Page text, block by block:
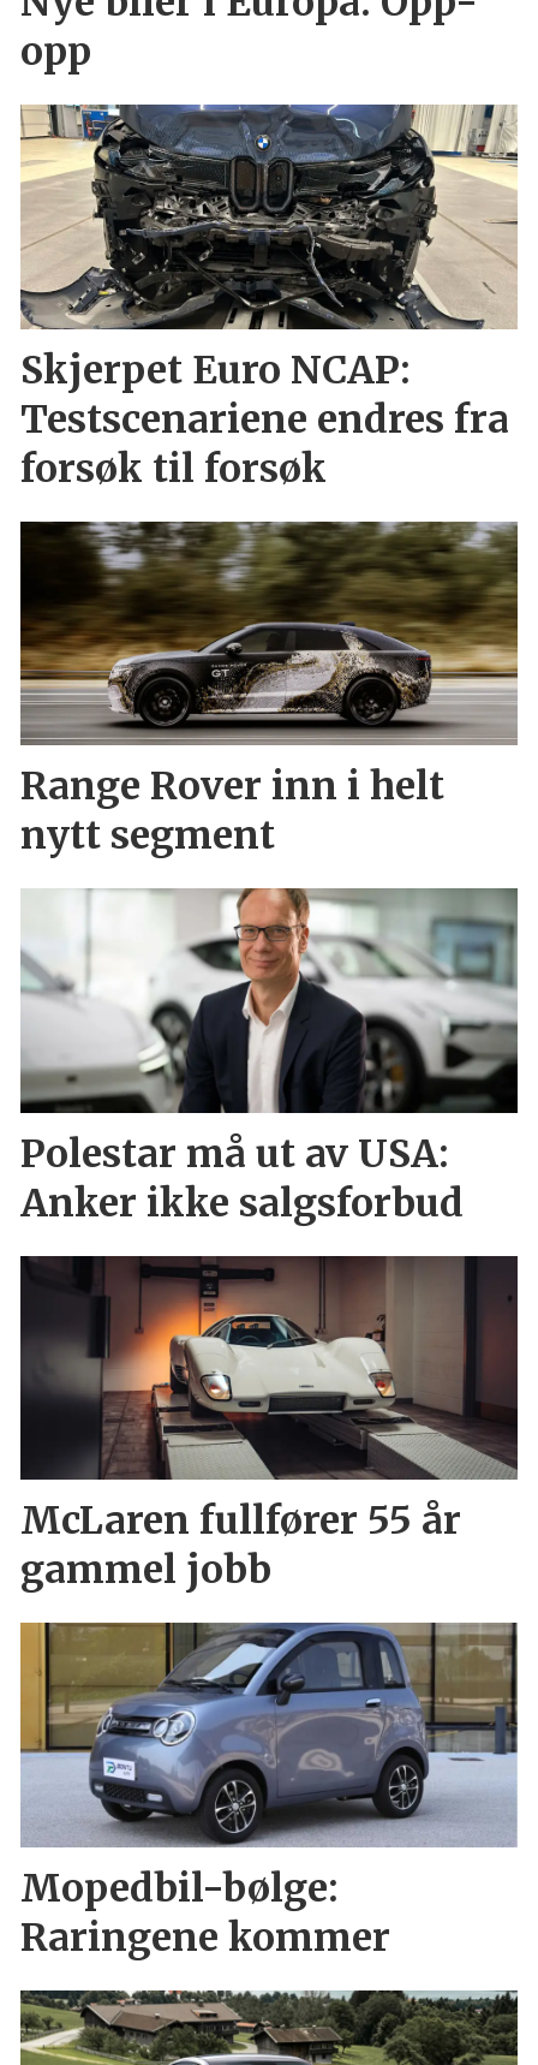
opp
Skjerpet Euro NCAP:
Testscenariene endres fra
forsøk til forsøk
Range Rover inn i helt
nytt segment
Polestar må ut av USA:
Anker ikke salgsforbud
McLaren fullfører 55 år
gammel jobb
Mopedbil-bølge:
Raringene kommer